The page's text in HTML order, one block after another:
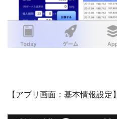
【アプリ画面：基本情報設定】